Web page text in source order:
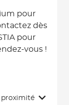
pour
dès
pour
vous !
proximité